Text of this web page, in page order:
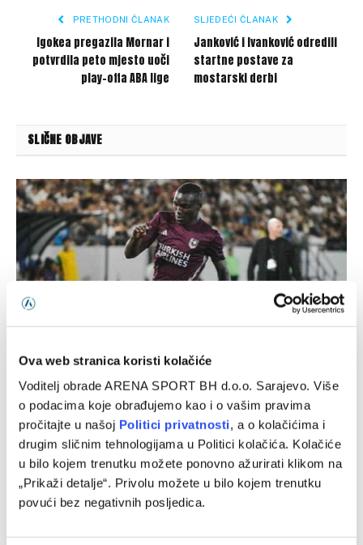
Ova web stranica koristi kolačiće
Voditelj obrade ARENA SPORT BH d.o.o. Sarajevo. Više
o podacima koje obrađujemo kao i o vašim pravima
pročitajte u našoj Politici privatnosti, a o kolačićima i
drugim sličnim tehnologijama u Politici kolačića. Kolačiće
u bilo kojem trenutku možete ponovno ažurirati klikom na
„Prikaži detalje“. Privolu možete u bilo kojem trenutku
povući bez negativnih posljedica.
PRETHODNI ČLANAK
Igokea pregazila Mornar i
potvrdila peto mjesto uoči
play-offa ABA lige
SLJEDEĆI ČLANAK
Janković i Ivanković odredili
startne postave za
mostarski derbi
SLIČNE OBJAVE
Bivši fudbaler Sarajeva najbolji strijelac brazilske Serije A
10/08/2026